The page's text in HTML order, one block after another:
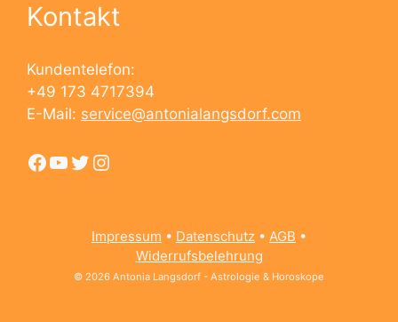
Kontakt
Kundentelefon:
+49 173 4717394
E-Mail: service@antonialangsdorf.com
Facebook
YouTube
Twitter
Instagram
Impressum • Datenschutz • AGB •
Widerrufsbelehrung
© 2026 Antonia Langsdorf - Astrologie & Horoskope